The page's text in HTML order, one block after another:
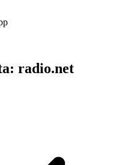
radio.net